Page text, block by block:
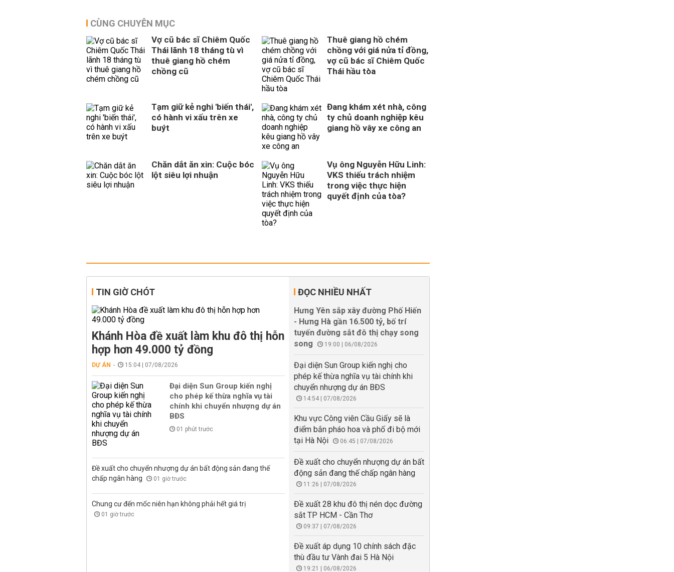
CÙNG CHUYÊN MỤC
Vợ cũ bác sĩ Chiêm Quốc
Thái lãnh 18 tháng tù vì
thuê giang hồ chém
chồng cũ
Thuê giang hồ chém
chồng với giá nửa tỉ đồng,
vợ cũ bác sĩ Chiêm Quốc
Thái hầu tòa
Tạm giữ kẻ nghi 'biến thái',
có hành vi xấu trên xe
buýt
Đang khám xét nhà, công
ty chủ doanh nghiệp kêu
giang hồ vây xe công an
Chăn dắt ăn xin: Cuộc bóc
lột siêu lợi nhuận
Vụ ông Nguyễn Hữu Linh:
VKS thiếu trách nhiệm
trong việc thực hiện
quyết định của tòa?
TIN GIỜ CHÓT
Khánh Hòa đề xuất làm khu đô thị hỗn
hợp hơn 49.000 tỷ đồng
DỰ ÁN 15:04 | 07/08/2026
Đại diện Sun Group kiến nghị
cho phép kế thừa nghĩa vụ tài
chính khi chuyển nhượng dự án
BĐS
01 phút trước
Đề xuất cho chuyển nhượng dự án bất động sản đang thế
chấp ngân hàng
01 giờ trước
Chung cư đến mốc niên hạn không phải hết giá trị
01 giờ trước
ĐỌC NHIỀU NHẤT
Hưng Yên sắp xây đường Phố Hiến
- Hưng Hà gần 16.500 tỷ, bố trí
tuyến đường sắt đô thị chạy song
song
19:00 | 06/08/2026
Đại diện Sun Group kiến nghị cho
phép kế thừa nghĩa vụ tài chính khi
chuyển nhượng dự án BĐS
14:54 | 07/08/2026
Khu vực Công viên Cầu Giấy sẽ là
điểm bắn pháo hoa và phố đi bộ mới
tại Hà Nội
06:45 | 07/08/2026
Đề xuất cho chuyển nhượng dự án bất
động sản đang thế chấp ngân hàng
11:26 | 07/08/2026
Đề xuất 28 khu đô thị nén dọc đường
sắt TP HCM - Cần Thơ
09:37 | 07/08/2026
Đề xuất áp dụng 10 chính sách đặc
thù đầu tư Vành đai 5 Hà Nội
19:21 | 06/08/2026